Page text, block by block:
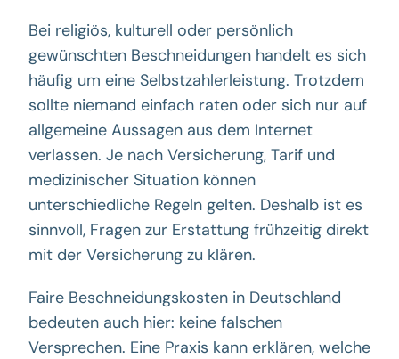
Bei religiös, kulturell oder persönlich
gewünschten Beschneidungen handelt es sich
häufig um eine Selbstzahlerleistung. Trotzdem
sollte niemand einfach raten oder sich nur auf
allgemeine Aussagen aus dem Internet
verlassen. Je nach Versicherung, Tarif und
medizinischer Situation können
unterschiedliche Regeln gelten. Deshalb ist es
sinnvoll, Fragen zur Erstattung frühzeitig direkt
mit der Versicherung zu klären.
Faire Beschneidungskosten in Deutschland
bedeuten auch hier: keine falschen
Versprechen. Eine Praxis kann erklären, welche